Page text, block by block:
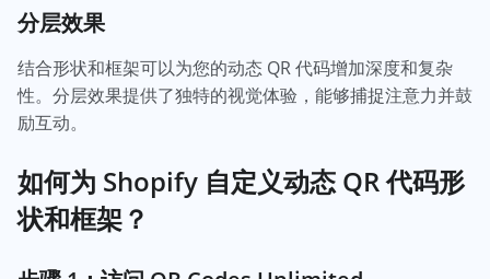
分层效果
结合形状和框架可以为您的动态 QR 代码增加深度和复杂
性。分层效果提供了独特的视觉体验，能够捕捉注意力并鼓
励互动。
如何为 Shopify 自定义动态 QR 代码形
状和框架？